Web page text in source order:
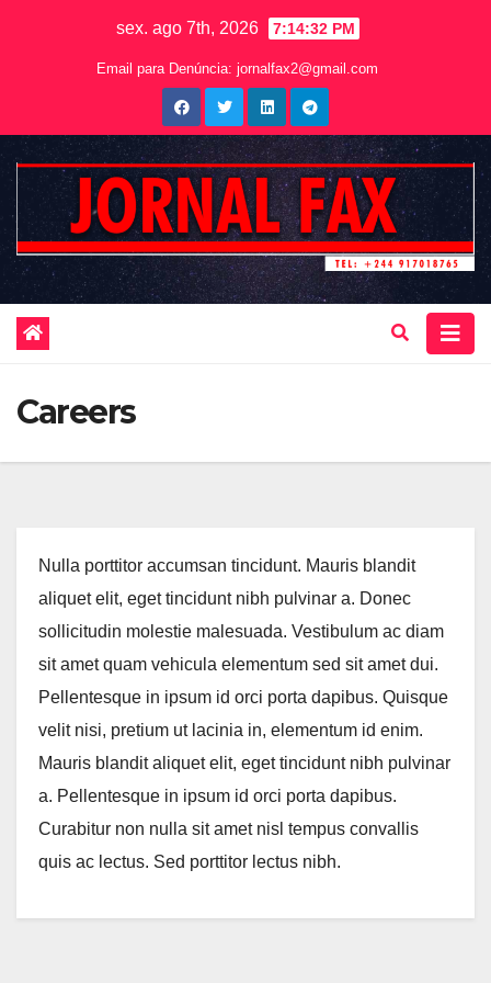
sex. ago 7th, 2026 7:14:32 PM
Email para Denúncia: jornalfax2@gmail.com
Careers
Nulla porttitor accumsan tincidunt. Mauris blandit
aliquet elit, eget tincidunt nibh pulvinar a. Donec
sollicitudin molestie malesuada. Vestibulum ac diam
sit amet quam vehicula elementum sed sit amet dui.
Pellentesque in ipsum id orci porta dapibus. Quisque
velit nisi, pretium ut lacinia in, elementum id enim.
Mauris blandit aliquet elit, eget tincidunt nibh pulvinar
a. Pellentesque in ipsum id orci porta dapibus.
Curabitur non nulla sit amet nisl tempus convallis
quis ac lectus. Sed porttitor lectus nibh.